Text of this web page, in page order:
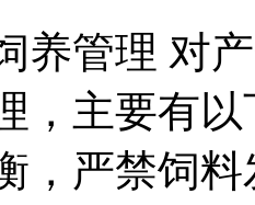
养管理 对
，主要有
，严禁饲